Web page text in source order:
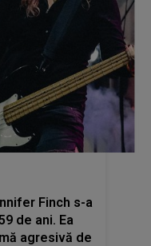
Finch s-a
de ani. Ea
agresivă de